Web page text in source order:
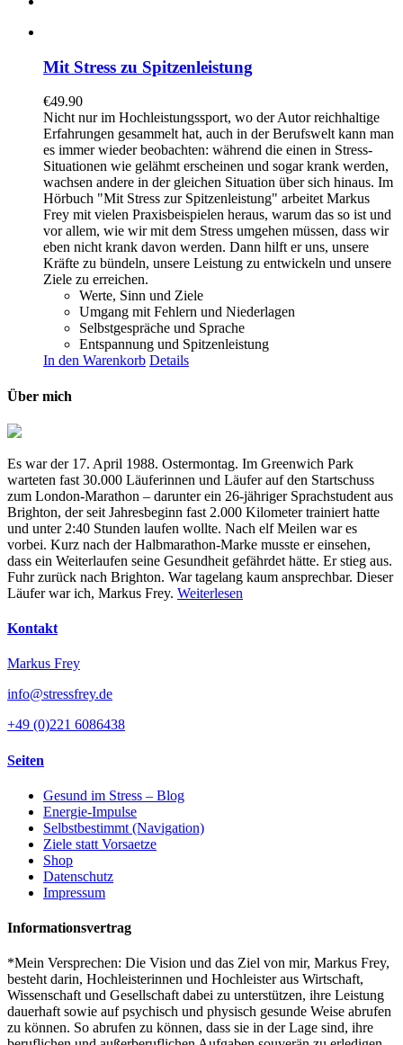
Mit Stress zu Spitzenleistung
€49.90
Nicht nur im Hochleistungssport, wo der Autor reichhaltige
Erfahrungen gesammelt hat, auch in der Berufswelt kann man
es immer wieder beobachten: während die einen in Stress-
Situationen wie gelähmt erscheinen und sogar krank werden,
wachsen andere in der gleichen Situation über sich hinaus. Im
Hörbuch "Mit Stress zur Spitzenleistung" arbeitet Markus
Frey mit vielen Praxisbeispielen heraus, warum das so ist und
vor allem, wie wir mit dem Stress umgehen müssen, dass wir
eben nicht krank davon werden. Dann hilft er uns, unsere
Kräfte zu bündeln, unsere Leistung zu entwickeln und unsere
Ziele zu erreichen.
Werte, Sinn und Ziele
Umgang mit Fehlern und Niederlagen
Selbstgespräche und Sprache
Entspannung und Spitzenleistung
In den Warenkorb Details
Über mich
Es war der 17. April 1988. Ostermontag. Im Greenwich Park
warteten fast 30.000 Läuferinnen und Läufer auf den Startschuss
zum London-Marathon – darunter ein 26-jähriger Sprachstudent aus
Brighton, der seit Jahresbeginn fast 2.000 Kilometer trainiert hatte
und unter 2:40 Stunden laufen wollte. Nach elf Meilen war es
vorbei. Kurz nach der Halbmarathon-Marke musste er einsehen,
dass ein Weiterlaufen seine Gesundheit gefährdet hätte. Er stieg aus.
Fuhr zurück nach Brighton. War tagelang kaum ansprechbar. Dieser
Läufer war ich, Markus Frey. Weiterlesen
Kontakt
Markus Frey
info@stressfrey.de
+49 (0)221 6086438
Seiten
Gesund im Stress – Blog
Energie-Impulse
Selbstbestimmt (Navigation)
Ziele statt Vorsaetze
Shop
Datenschutz
Impressum
Informationsvertrag
*Mein Versprechen: Die Vision und das Ziel von mir, Markus Frey,
besteht darin, Hochleisterinnen und Hochleister aus Wirtschaft,
Wissenschaft und Gesellschaft dabei zu unterstützen, ihre Leistung
dauerhaft sowie auf psychisch und physisch gesunde Weise abrufen
zu können. So abrufen zu können, dass sie in der Lage sind, ihre